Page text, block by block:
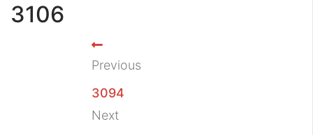
3106
Previous
3094
Next